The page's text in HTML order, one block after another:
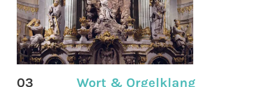
03
Wort & Orgelklang